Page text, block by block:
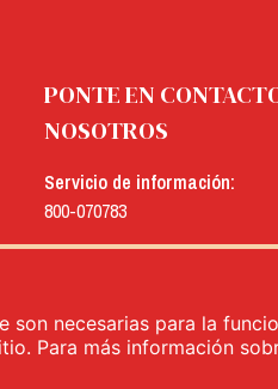
PONTE EN
NOSOTROS
Servicio de información:
800-070783
son necesarias para la
Para más información